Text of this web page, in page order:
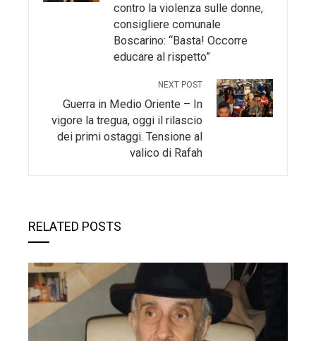
contro la violenza sulle donne,
consigliere comunale
Boscarino: “Basta! Occorre
educare al rispetto”
NEXT POST
Guerra in Medio Oriente – In
vigore la tregua, oggi il rilascio
dei primi ostaggi. Tensione al
valico di Rafah
RELATED POSTS